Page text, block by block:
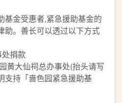
基金受惠者,紧急援助基金的
助。善长可以透过以下方式
捐款
黄大仙祠总办事处(抬头请写
支持「啬色园紧急援助基